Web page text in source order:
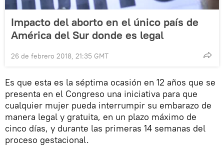
Impacto del aborto en el único país de
América del Sur donde es legal
26 de febrero 2018, 21:35 GMT
Es que esta es la séptima ocasión en 12 años que se
presenta en el Congreso una iniciativa para que
cualquier mujer pueda interrumpir su embarazo de
manera legal y gratuita, en un plazo máximo de
cinco días, y durante las primeras 14 semanas del
proceso gestacional.